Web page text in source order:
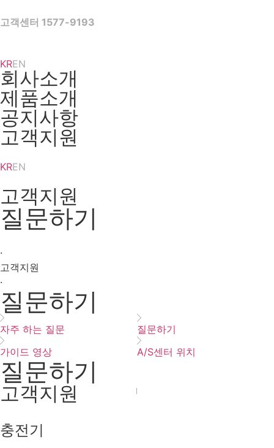
to
고객센터 1577-9193
KREN
회사소개
제품소개
공지사항
고객지원
KREN
고객지원
질문하기
·
고객지원
·
질문하기
자주 하는 질문
질문하기
가이드 영상
A/S센터 위치
질문하기
고객지원
충전기